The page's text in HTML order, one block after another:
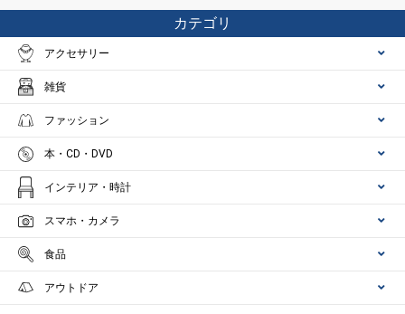
カテゴリ
アクセサリー
雑貨
ファッション
本・CD・DVD
インテリア・時計
スマホ・カメラ
食品
アウトドア